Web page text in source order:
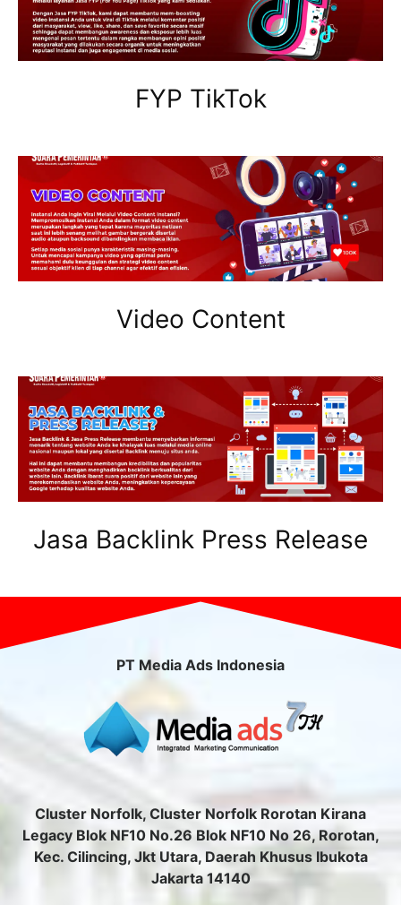
FYP TikTok
Video Content
Jasa Backlink Press Release
PT Media Ads Indonesia
Cluster Norfolk, Cluster Norfolk Rorotan Kirana
Legacy Blok NF10 No.26 Blok NF10 No 26, Rorotan,
Kec. Cilincing, Jkt Utara, Daerah Khusus Ibukota
Jakarta 14140